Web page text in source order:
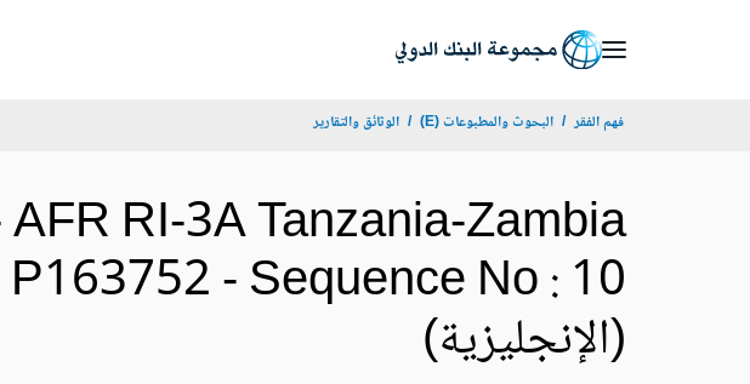
فهم الفقر البحوث والمطبوعات (E) الوثائق والتقارير
RI-3A Tanzania-Zambia
- Sequence No : 10
(الإنجليزية)